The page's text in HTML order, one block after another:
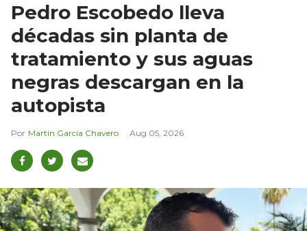
Pedro Escobedo lleva
décadas sin planta de
tratamiento y sus aguas
negras descargan en la
autopista
Martín García Chavero Aug 05, 2026